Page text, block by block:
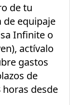
de tu
equipaje
Infinite o
actívalo
gastos
de
horas desde